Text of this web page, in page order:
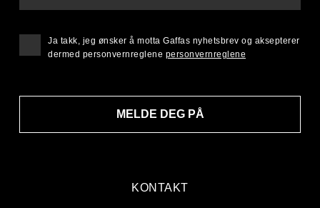
KONTAKT
MELDE DEG PÅ
Ja takk, jeg ønsker å motta Gaffas nyhetsbrev og aksepterer
dermed personvernreglene personvernreglene